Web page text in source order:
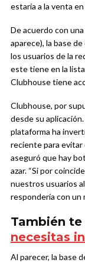
estaría a la venta
De acuerdo con
aparece), la base
los usuarios de la
este tiene en la
Clubhouse tiene
Clubhouse, por
desde su
plataforma ha
reciente para
aseguró que hay
azar. “Si por
nuestros usuarios
respondería con un
También
necesitas
Al parecer, la base